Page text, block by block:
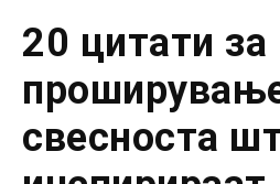
20 цитати за
свесноста